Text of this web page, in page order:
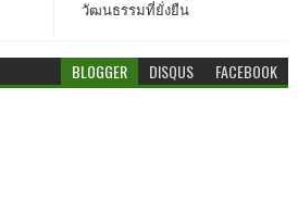
วัฒนธรรมที่ยั่งยืน
BLOGGER DISQUS FACEBOOK